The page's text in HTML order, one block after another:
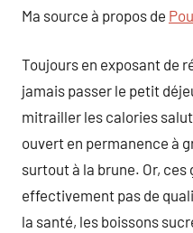
Ma source à propos de
Toujours en exposant de
jamais passer le petit
mitrailler les calories
ouvert en permanence à
surtout à la brune. Or,
effectivement pas de
la santé, les boissons